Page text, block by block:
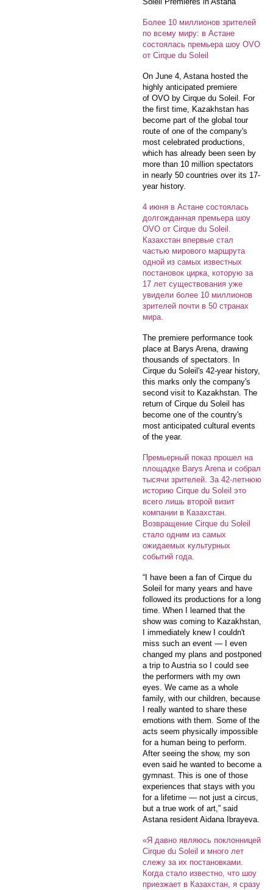
Более 10 миллионов зрителей
по всему миру: в Астане
состоялась премьера шоу OVO
от Cirque du Soleil
On June 4, Astana hosted the
highly anticipated premiere
of OVO by Cirque du Soleil. For
the first time, Kazakhstan has
become part of the global tour
route of one of the company's
most celebrated productions,
which has already been seen by
more than 10 million spectators
in nearly 50 countries over its 17-
year history.
4 июня в Астане состоялась
долгожданная премьера шоу
OVO от Cirque du Soleil.
Казахстан впервые стал
частью мирового маршрута
одной из самых известных
постановок цирка, которую за
17 лет существования уже
увидели более 10 миллионов
зрителей почти в 50 странах
мира.
The premiere performance took
place at Barys Arena, drawing
thousands of spectators. In
Cirque du Soleil's 42-year history,
this marks only the company's
second visit to Kazakhstan. The
return of Cirque du Soleil has
become one of the country's
most anticipated cultural events
of the year.
Премьерный показ прошел на
площадке Barys Arena и собрал
тысячи зрителей. За 42-летнюю
историю Cirque du Soleil это
всего лишь второй визит
компании в Казахстан.
Возвращение Cirque du Soleil
стало одним из самых
ожидаемых культурных
событий года.
“I have been a fan of Cirque du
Soleil for many years and have
followed its productions for a long
time. When I learned that the
show was coming to Kazakhstan,
I immediately knew I couldn't
miss such an event — I even
changed my plans and postponed
a trip to Austria so I could see
the performers with my own
eyes. We came as a whole
family, with our children, because
I really wanted to share these
emotions with them. Some of the
acts seem physically impossible
for a human being to perform.
After seeing the show, my son
even said he wanted to become a
gymnast. This is one of those
experiences that stays with you
for a lifetime — not just a circus,
but a true work of art,” said
Astana resident Aidana Ibrayeva.
«Я давно являюсь поклонницей
Cirque du Soleil и много лет
слежу за их постановками.
Когда стало известно, что шоу
приезжает в Казахстан, я сразу